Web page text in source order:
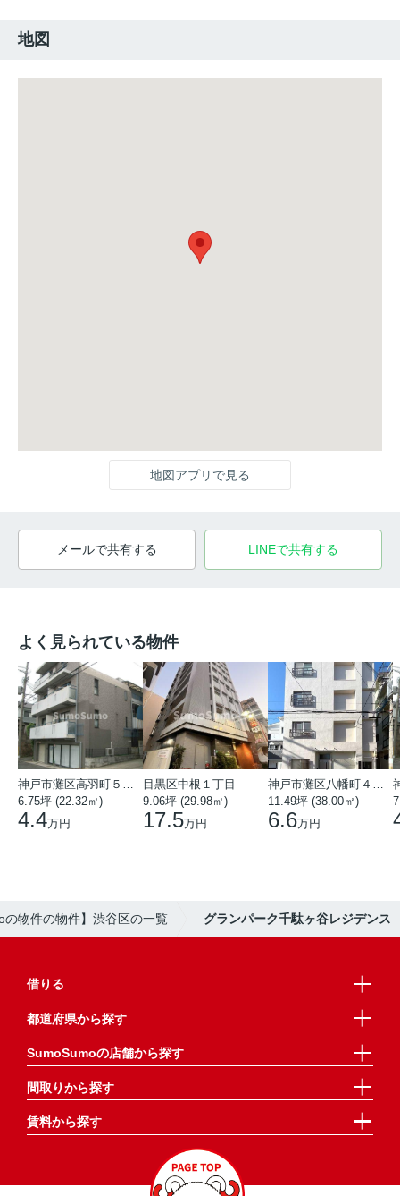
地図
地図アプリで見る
メールで共有する LINEで共有する
よく見られている物件
6.75坪 (22.32㎡)
4.4万円
目黒区中根１丁目
9.06坪 (29.98㎡)
17.5万円
11.49坪 (38.00㎡)
6.6万円
の物件の物件】渋谷区の一覧 グランパーク千駄ヶ谷レジデンス
借りる
都道府県から探す
SumoSumoの店舗から探す
間取りから探す
賃料から探す